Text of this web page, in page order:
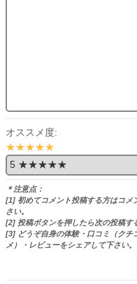
オススメ度:
★★★★★
＊注意点：
[1] 初めてコメント投稿する方はコメ
さい。
[2] 投稿ボタンを押したら次の投稿す
[3] どうぞ自身の体験・口コミ（クチ
メ）・レビューをシェアして下さい。